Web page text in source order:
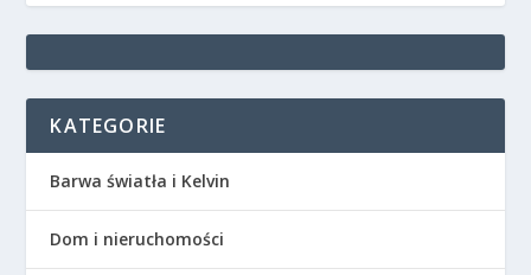
KATEGORIE
Barwa światła i Kelvin
Dom i nieruchomości